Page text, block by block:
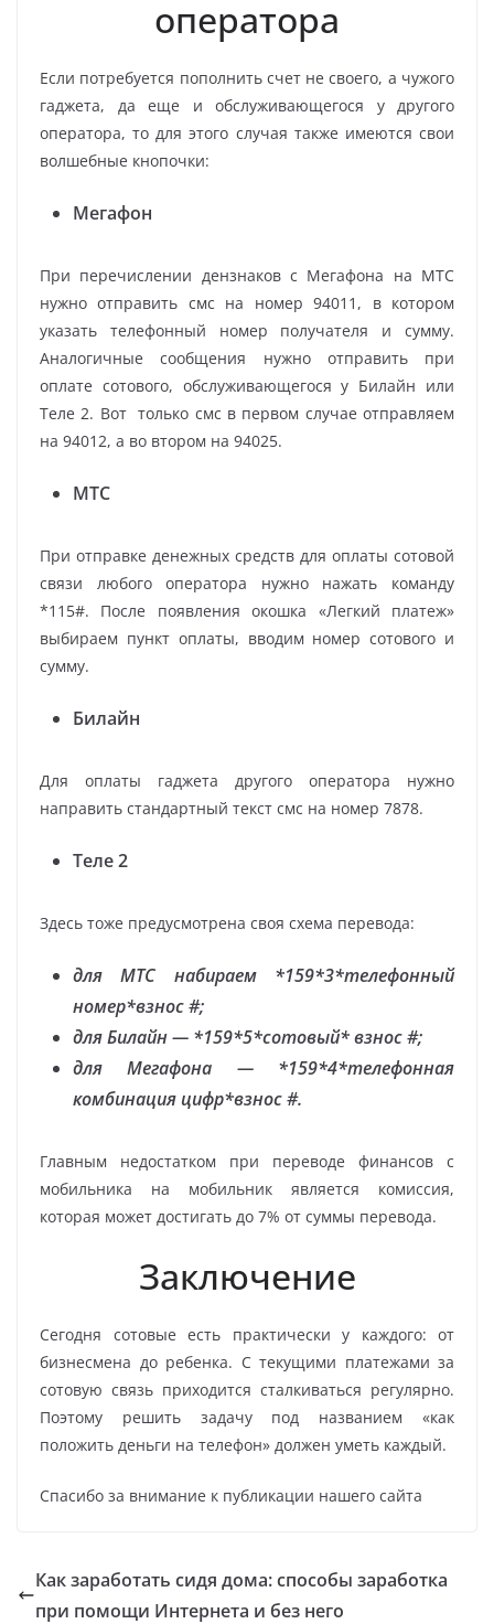
оператора
Если потребуется пополнить счет не своего, а чужого
гаджета, да еще и обслуживающегося у другого
оператора, то для этого случая также имеются свои
волшебные кнопочки:
Мегафон
При перечислении дензнаков с Мегафона на МТС
нужно отправить смс на номер 94011, в котором
указать телефонный номер получателя и сумму.
Аналогичные сообщения нужно отправить при
оплате сотового, обслуживающегося у Билайн или
Теле 2. Вот только смс в первом случае отправляем
на 94012, а во втором на 94025.
МТС
При отправке денежных средств для оплаты сотовой
связи любого оператора нужно нажать команду
*115#. После появления окошка «Легкий платеж»
выбираем пункт оплаты, вводим номер сотового и
сумму.
Билайн
Для оплаты гаджета другого оператора нужно
направить стандартный текст смс на номер 7878.
Теле 2
Здесь тоже предусмотрена своя схема перевода:
для МТС набираем *159*3*телефонный
номер*взнос #;
для Билайн — *159*5*сотовый* взнос #;
для Мегафона — *159*4*телефонная
комбинация цифр*взнос #.
Главным недостатком при переводе финансов с
мобильника на мобильник является комиссия,
которая может достигать до 7% от суммы перевода.
Заключение
Сегодня сотовые есть практически у каждого: от
бизнесмена до ребенка. С текущими платежами за
сотовую связь приходится сталкиваться регулярно.
Поэтому решить задачу под названием «как
положить деньги на телефон» должен уметь каждый.
Спасибо за внимание к публикации нашего сайта
Как заработать сидя дома: способы заработка
при помощи Интернета и без него